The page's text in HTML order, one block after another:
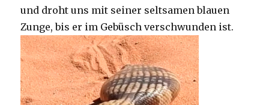
und droht uns mit seiner seltsamen blauen
Zunge, bis er im Gebüsch verschwunden ist.